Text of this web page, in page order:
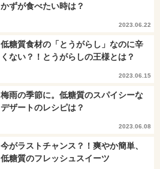
かずが食べたい時は？
2023.06.22
低糖質食材の「とうがらし」なのに辛
くない？！とうがらしの王様とは？
2023.06.15
梅雨の季節に。低糖質のスパイシーな
デザートのレシピは？
2023.06.08
今がラストチャンス？！爽やか簡単、
低糖質のフレッシュスイーツ